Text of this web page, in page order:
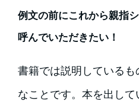
例文の前にこれから親指
呼んでいただきたい！
書籍では説明している
なことです。本を出し